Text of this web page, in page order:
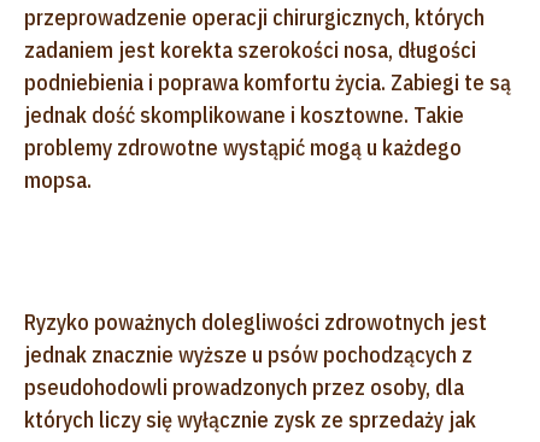
przeprowadzenie operacji chirurgicznych, których
zadaniem jest korekta szerokości nosa, długości
podniebienia i poprawa komfortu życia. Zabiegi te są
jednak dość skomplikowane i kosztowne. Takie
problemy zdrowotne wystąpić mogą u każdego
mopsa.
Ryzyko poważnych dolegliwości zdrowotnych jest
jednak znacznie wyższe u psów pochodzących z
pseudohodowli prowadzonych przez osoby, dla
których liczy się wyłącznie zysk ze sprzedaży jak